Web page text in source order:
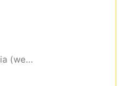
Backrooms. Bez wyjścia (wersja rozszerzona)